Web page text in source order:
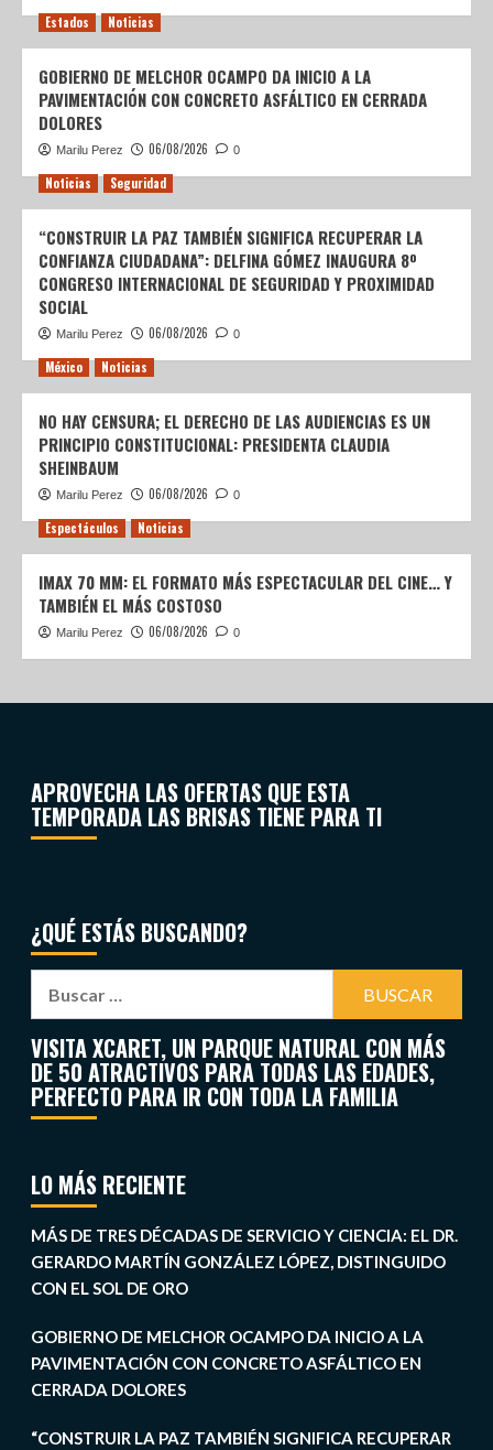
Estados Noticias
GOBIERNO DE MELCHOR OCAMPO DA INICIO A LA
PAVIMENTACIÓN CON CONCRETO ASFÁLTICO EN CERRADA
DOLORES
Marilu Perez 06/08/2026 0
Noticias Seguridad
“CONSTRUIR LA PAZ TAMBIÉN SIGNIFICA RECUPERAR LA
CONFIANZA CIUDADANA”: DELFINA GÓMEZ INAUGURA 8º
CONGRESO INTERNACIONAL DE SEGURIDAD Y PROXIMIDAD
SOCIAL
Marilu Perez 06/08/2026 0
México Noticias
NO HAY CENSURA; EL DERECHO DE LAS AUDIENCIAS ES UN
PRINCIPIO CONSTITUCIONAL: PRESIDENTA CLAUDIA
SHEINBAUM
Marilu Perez 06/08/2026 0
Espectáculos Noticias
IMAX 70 MM: EL FORMATO MÁS ESPECTACULAR DEL CINE… Y
TAMBIÉN EL MÁS COSTOSO
Marilu Perez 06/08/2026 0
APROVECHA LAS OFERTAS QUE ESTA
TEMPORADA LAS BRISAS TIENE PARA TI
¿QUÉ ESTÁS BUSCANDO?
VISITA XCARET, UN PARQUE NATURAL CON MÁS
DE 50 ATRACTIVOS PARA TODAS LAS EDADES,
PERFECTO PARA IR CON TODA LA FAMILIA
LO MÁS RECIENTE
MÁS DE TRES DÉCADAS DE SERVICIO Y CIENCIA: EL DR.
GERARDO MARTÍN GONZÁLEZ LÓPEZ, DISTINGUIDO
CON EL SOL DE ORO
GOBIERNO DE MELCHOR OCAMPO DA INICIO A LA
PAVIMENTACIÓN CON CONCRETO ASFÁLTICO EN
CERRADA DOLORES
“CONSTRUIR LA PAZ TAMBIÉN SIGNIFICA RECUPERAR